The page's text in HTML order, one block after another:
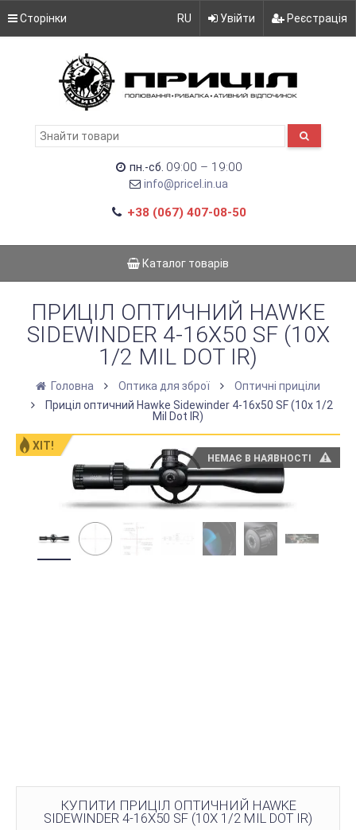
Сторінки RU Увійти Реєстрація
пн.-сб. 09:00 – 19:00
info@pricel.in.ua
+38 (067) 407-08-50
Каталог товарів
ПРИЦІЛ ОПТИЧНИЙ HAWKE
SIDEWINDER 4-16X50 SF (10X
1/2 MIL DOT IR)
Головна Оптика для зброї
Оптичні приціли
Приціл оптичний Hawke Sidewinder 4-16x50 SF (10x 1/2
Mil Dot IR)
ХІТ!
НЕМАЄ В НАЯВНОСТІ
КУПИТИ ПРИЦІЛ ОПТИЧНИЙ HAWKE
SIDEWINDER 4-16X50 SF (10X 1/2 MIL DOT IR)